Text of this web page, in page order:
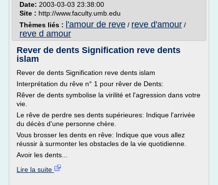
Date: 2003-03-03 23:38:00
Site : http://www.faculty.umb.edu
Thèmes liés :
l'amour de reve / reve d'amour /
reve d amour
Rever de dents Signification reve dents
islam
Rever de dents Signification reve dents islam
Interprétation du rêve n° 1 pour rêver de Dents:
Rêver de dents symbolise la virilité et l'agression dans votre
vie.
Le rêve de perdre ses dents supérieures: Indique l'arrivée
du décès d'une personne chère.
Vous brosser les dents en rêve: Indique que vous allez
réussir à surmonter les obstacles de la vie quotidienne.
Avoir les dents...
Lire la suite